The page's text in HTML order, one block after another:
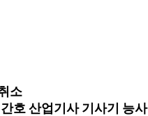
소
호 산업기사 기사기 능사